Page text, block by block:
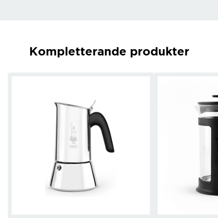
Kompletterande produkter